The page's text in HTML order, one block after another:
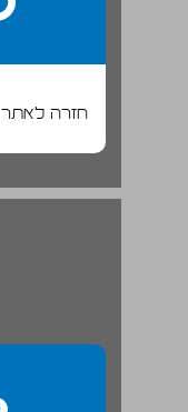
חזרה לאתר